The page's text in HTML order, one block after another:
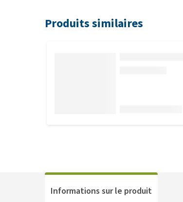
Produits similaires
Informations sur le produit